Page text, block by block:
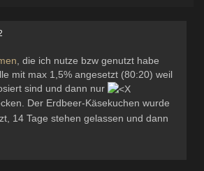
, die ich nutze bzw genutzt habe
mit max 1,5% angesetzt (80:20) weil
sind und dann nur
Der Erdbeer-Käsekuchen wurde
14 Tage stehen gelassen und dann